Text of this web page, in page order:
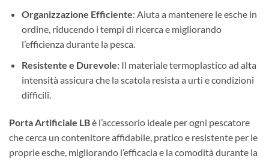
Organizzazione Efficiente: Aiuta a mantenere le esche in
ordine, riducendo i tempi di ricerca e migliorando
l’efficienza durante la pesca.
Resistente e Durevole: Il materiale termoplastico ad alta
intensità assicura che la scatola resista a urti e condizioni
difficili.
Porta Artificiale LBè l’accessorio ideale per ogni pescatore
che cerca un contenitore affidabile, pratico e resistente per le
proprie esche, migliorando l’efficacia e la comodità durante la